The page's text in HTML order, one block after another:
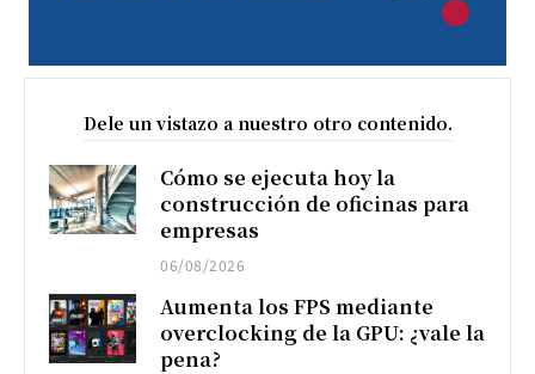
Dele un vistazo a nuestro otro contenido.
Cómo se ejecuta hoy la
construcción de oficinas para
empresas
06/08/2026
Aumenta los FPS mediante
overclocking de la GPU: ¿vale la
pena?